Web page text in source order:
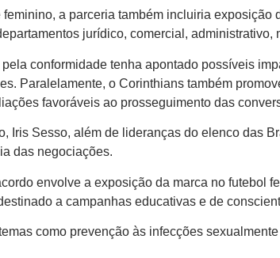
a parceria também incluiria
jurídico, comercial,
conformidade tenha apontado possíveis
Paralelamente, o Corinthians também
favoráveis ao prosseguimento das
Iris Sesso, além de lideranças do elenco das
das negociações.
envolve a exposição da marca no futebol
a campanhas educativas e de
como prevenção às infecções